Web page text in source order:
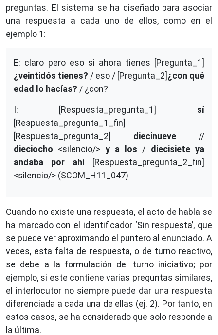
preguntas. El sistema se ha diseñado para asociar
una respuesta a cada uno de ellos, como en el
ejemplo 1:
E: claro pero eso si ahora tienes [Pregunta_1]
¿veintidós tienes? / eso / [Pregunta_2]¿con qué
edad lo hacías? / ¿con?
I: [Respuesta_pregunta_1] sí
[Respuesta_pregunta_1_fin]
[Respuesta_pregunta_2]
diecinueve //
dieciocho <silencio/> y a los / diecisiete ya
andaba por ahí[Respuesta_pregunta_2_fin]
<silencio/> (SCOM_H11_047)
Cuando no existe una respuesta, el acto de habla se
ha marcado con el identificador ‘Sin respuesta’, que
se puede ver aproximando el puntero al enunciado. A
veces, esta falta de respuesta, o de turno reactivo,
se debe a la formulación del turno iniciativo; por
ejemplo, si este contiene varias preguntas similares,
el interlocutor no siempre puede dar una respuesta
diferenciada a cada una de ellas (ej. 2). Por tanto, en
estos casos, se ha considerado que solo responde a
la última.